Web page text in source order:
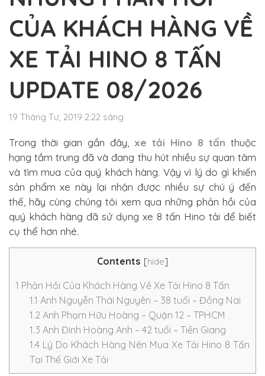
CỦA KHÁCH HÀNG VỀ
XE TẢI HINO 8 TẤN
UPDATE 08/2026
19 Tháng Tư, 2019 2:22 sáng
Trong thời gian gần đây, xe tải Hino 8 tấn thuộc
hạng tầm trung đã và đang thu hút nhiều sự quan tâm
và tìm mua của quý khách hàng. Vậy vì lý do gì khiến
sản phẩm xe này lại nhận được nhiều sự chú ý đến
thế, hãy cùng chúng tôi xem qua những phản hồi của
quý khách hàng đã sử dụng xe 8 tấn Hino tải để biết
cụ thể hơn nhé.
Contents [hide]
1 Phản Hồi Của Khách Hàng Về Xe Tải Hino 8 Tấn
1.1 Anh Nguyễn Thái Nguyên – 38 tuổi – Đồng Nai
1.2 Anh Phạm Hữu Hoàng – Quận 12 – TPHCM
1.3 Anh Đinh Hoàng Anh – 42 tuổi – Tiền Giang
1.4 Lý Do Khách Hàng Nên Mua Xe Tải Hino 8 Tấn
Tại Thế Giới Xe Tải